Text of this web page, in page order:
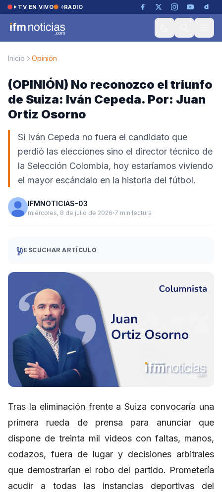
Saltar al contenido
TV EN VIVO RADIO
Inicio Opinión
(OPINIÓN) No reconozco el triunfo
de Suiza: Iván Cepeda. Por: Juan
Ortiz Osorno
Si Iván Cepeda no fuera el candidato que
perdió las elecciones sino el director técnico de
la Selección Colombia, hoy estaríamos viviendo
el mayor escándalo en la historia del fútbol.
IFMNOTICIAS-03
miércoles, 8 de julio de 2026 7 min lectura
ESCUCHAR ARTÍCULO
Tras la eliminación frente a Suiza convocaría una
primera rueda de prensa para anunciar que
dispone de treinta mil videos con faltas, manos,
codazos, fuera de lugar y decisiones arbitrales
que demostrarían el robo del partido. Prometería
acudir a todas las instancias deportivas del